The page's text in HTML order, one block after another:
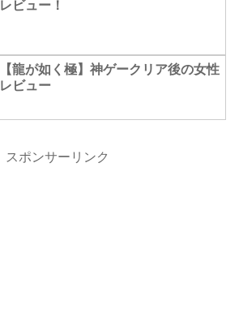
レビュー！
【龍が如く極】神ゲークリア後の女性
レビュー
スポンサーリンク